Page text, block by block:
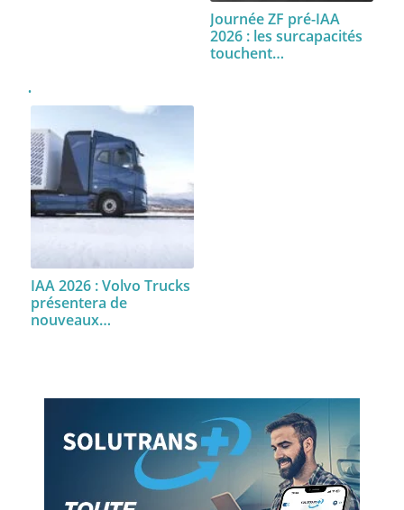
Journée ZF pré-IAA
2026 : les surcapacités
touchent…
IAA 2026 : Volvo Trucks
présentera de
nouveaux…